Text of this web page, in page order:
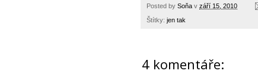
Posted by Soňa v září 15, 2010
Štítky: jen tak
4 komentáře: